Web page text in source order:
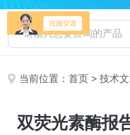
当前位置：首页 >技术
双荧光素酶报